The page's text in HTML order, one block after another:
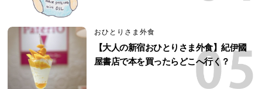
おひとりさま外食
【大人の新宿おひとりさま外食】紀伊國
屋書店で本を買ったらどこへ行く？